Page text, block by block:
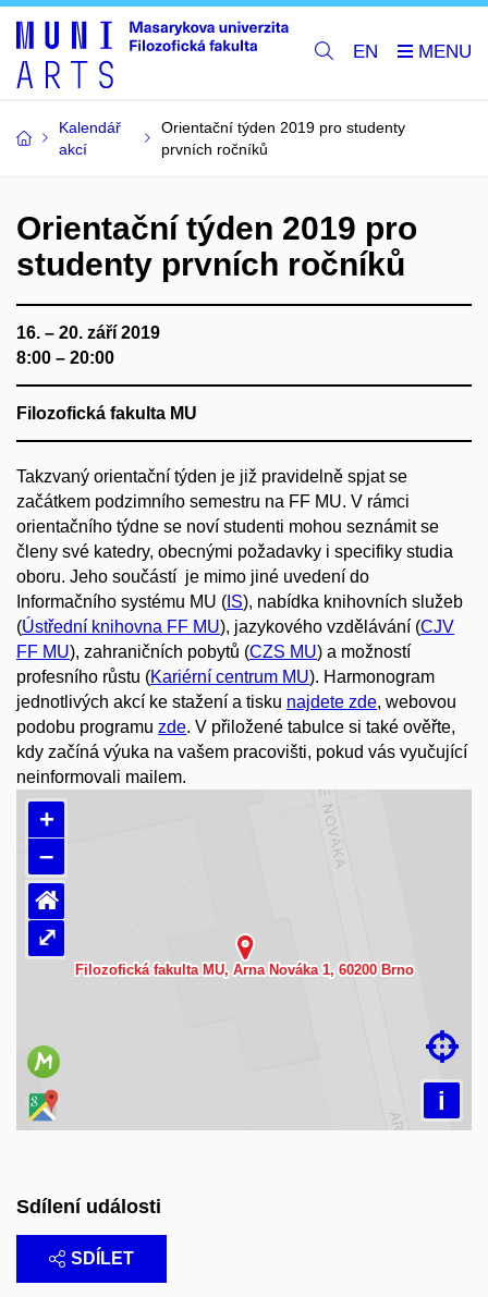
EN
Kalendář
akcí
Orientační týden 2019 pro studenty
prvních ročníků
Orientační týden 2019 pro
studenty prvních ročníků
16. – 20. září 2019
8:00 – 20:00
Filozofická fakulta MU
Takzvaný orientační týden je již pravidelně spjat se
začátkem podzimního semestru na FF MU. V rámci
orientačního týdne se noví studenti mohou seznámit se
členy své katedry, obecnými požadavky i specifiky studia
oboru. Jeho součástí je mimo jiné uvedení do
Informačního systému MU ( IS), nabídka knihovních služeb
(Ústřední knihovna FF MU), jazykového vzdělávání (CJV
FF MU), zahraničních pobytů (CZS MU) a možností
profesního růstu (Kariérní centrum MU). Harmonogram
jednotlivých akcí ke stažení a tisku najdete zde, webovou
podobu programu zde. V přiložené tabulce si také ověřte,
kdy začíná výuka na vašem pracovišti, pokud vás vyučující
neinformovali mailem.
Načítám mapu…
+
–
i

⌂
⤢
Sdílení události
SDÍLET